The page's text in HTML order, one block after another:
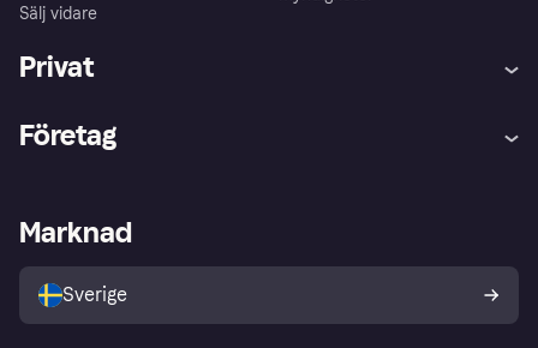
Sälj vidare
Privat
Hjälp
Utforska butiker
Köparskydd
Din ångerrätt
Företag
Merchant portal
Developers portal
Marknad
Sverige